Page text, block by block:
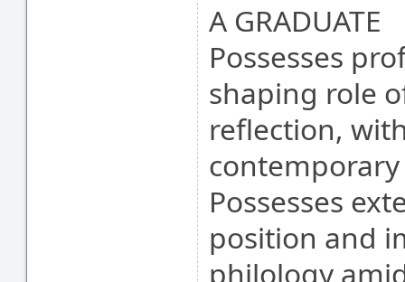
A GRADUATE
Possesses
shaping role
reflection,
Possesses
position and
philology